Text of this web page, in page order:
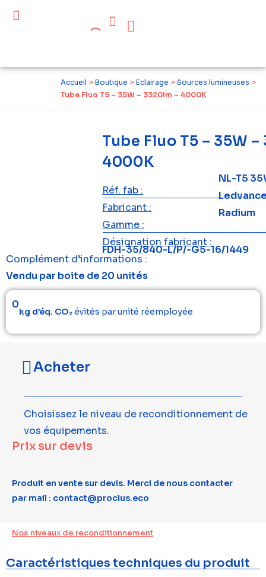
Accueil > Boutique > Eclairage > Sources lumineuses >
Tube Fluo T5 – 35W – 3320lm – 4000K
Tube Fluo T5 – 35W
4000K
Réf. fab :
NL-T5
Fabricant :
Gamme :
Radium
Désignation fabricant :
FDH-35/840-L/P/-G5-16/1449
Complément d’informations :
Vendu par boite de 20 unités
0
kg d’éq. CO₂évités par unité réemployée
Acheter
Choisissez le niveau de reconditionnement de
vos équipements.
Prix sur devis
Produit en vente sur devis. Merci de nous contacter
par mail : contact@proclus.eco
Nos niveaux de reconditionnement
Caractéristiques techniques du produit